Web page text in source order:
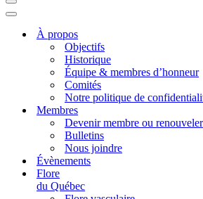
Menu
de
navigation
Menu
navigationÀ propos
Objectifs
Historique
Équipe & membres d’honneur
Comités
Notre politique de
Membres
Devenir membre ou renouveler
Bulletins
Nous joindre
Évènements
Flore
du Québec